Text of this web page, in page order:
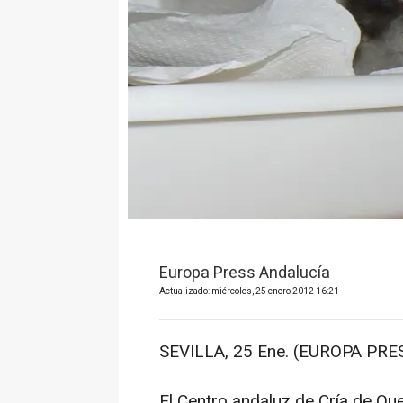
Europa Press Andalucía
Actualizado: miércoles, 25 enero 2012 16:21
SEVILLA, 25 Ene. (EUROPA